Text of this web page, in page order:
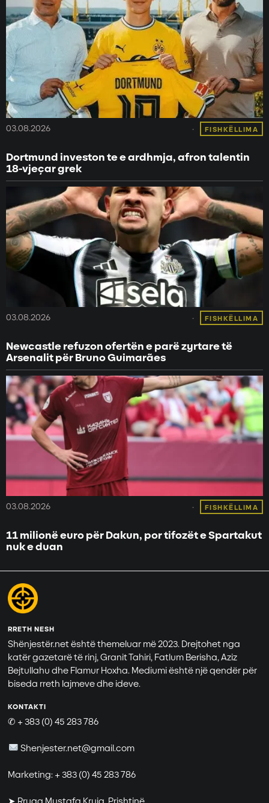
03.08.2026 FISHKËLLIMA
Dortmund investon te e ardhmja, afron talentin
18-vjeçar grek
03.08.2026 FISHKËLLIMA
Newcastle refuzon ofertën e parë zyrtare të
Arsenalit për Bruno Guimarães
03.08.2026 FISHKËLLIMA
11 milionë euro për Dakun, por tifozët e Spartakut
nuk e duan
RRETH NESH
Shënjestër.net është themeluar më 2023. Drejtohet nga
katër gazetarë të rinj, Granit Tahiri, Fatlum Berisha, Aziz
Bejtullahu dhe Flamur Hoxha. Mediumi është një qendër për
biseda rreth lajmeve dhe ideve.
KONTAKTI
✆ + 383 (0) 45 283 786
Shenjester.net@gmail.com
Marketing: + 383 (0) 45 283 786